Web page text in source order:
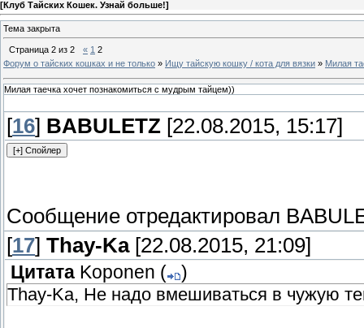
[Клуб Тайских Кошек. Узнай больше!]
Тема закрыта
Страница 2 из 2 « 1 2
Форум о тайских кошках и не только » Ищу тайскую кошку / кота для вязки » Милая
Милая таечка хочет познакомиться с мудрым тайцем))
[16] BABULETZ [22.08.2015, 15:17]
Сообщение отредактировал
[17] Thay-Ka[22.08.2015, 21:09]
Цитата Koponen (
)
Thay-Ka, Не надо вмешиваться в чужую